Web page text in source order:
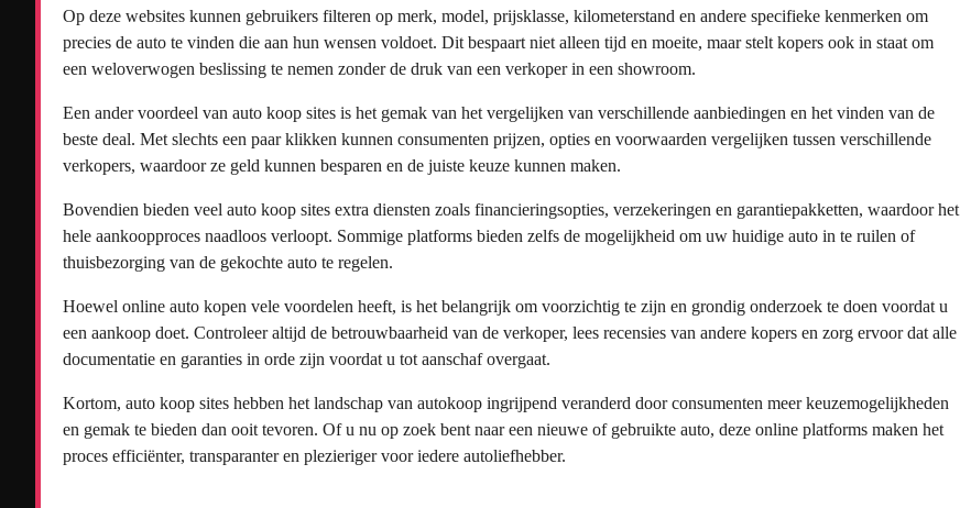
Op deze websites kunnen gebruikers filteren op merk, model, prijsklasse, kilometerstand en andere specifieke kenmerken om
precies de auto te vinden die aan hun wensen voldoet. Dit bespaart niet alleen tijd en moeite, maar stelt kopers ook in staat om
een weloverwogen beslissing te nemen zonder de druk van een verkoper in een showroom.
Een ander voordeel van auto koop sites is het gemak van het vergelijken van verschillende aanbiedingen en het vinden van de
beste deal. Met slechts een paar klikken kunnen consumenten prijzen, opties en voorwaarden vergelijken tussen verschillende
verkopers, waardoor ze geld kunnen besparen en de juiste keuze kunnen maken.
Bovendien bieden veel auto koop sites extra diensten zoals financieringsopties, verzekeringen en garantiepakketten, waardoor het
hele aankoopproces naadloos verloopt. Sommige platforms bieden zelfs de mogelijkheid om uw huidige auto in te ruilen of
thuisbezorging van de gekochte auto te regelen.
Hoewel online auto kopen vele voordelen heeft, is het belangrijk om voorzichtig te zijn en grondig onderzoek te doen voordat u
een aankoop doet. Controleer altijd de betrouwbaarheid van de verkoper, lees recensies van andere kopers en zorg ervoor dat alle
documentatie en garanties in orde zijn voordat u tot aanschaf overgaat.
Kortom, auto koop sites hebben het landschap van autokoop ingrijpend veranderd door consumenten meer keuzemogelijkheden
en gemak te bieden dan ooit tevoren. Of u nu op zoek bent naar een nieuwe of gebruikte auto, deze online platforms maken het
proces efficiënter, transparanter en plezieriger voor iedere autoliefhebber.